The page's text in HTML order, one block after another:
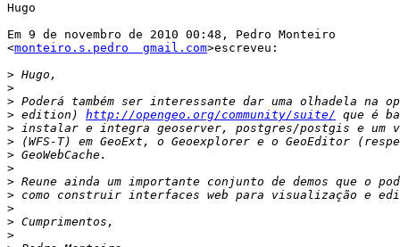
Hugo
Em 9 de novembro de 2010 00:48, Pedro Monteiro
<monteiro.s.pedro  gmail.com>escreveu:
>
>
>
> edition) http://opengeo.org/community/suite/
>
>
>
>
>
>
>
>
>